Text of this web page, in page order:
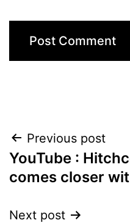
Post
navigation
Previous post
YouTube :
comes closer
Next post